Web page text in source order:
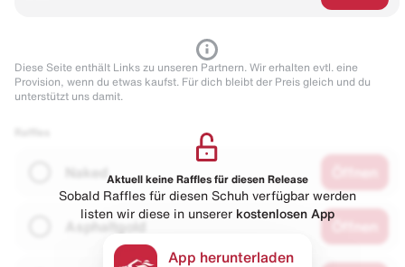
Diese Seite enthält Links zu unseren Partnern. Wir erhalten evtl. eine
Provision, wenn du etwas kaufst. Für dich bleibt der Preis gleich und du
unterstützt uns damit.
Naked
Asphaltgold
Aktuell keine Raffles für diesen Release
Sobald Raffles für diesen Schuh verfügbar werden
listen wir diese in unserer kostenlosen App
App herunterladen